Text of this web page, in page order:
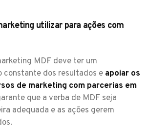
utilizar para ações com
MDF deve ter um
constante dos resultados e apoiar os
de marketing com parcerias em
que a verba de MDF seja
adequada e as ações gerem